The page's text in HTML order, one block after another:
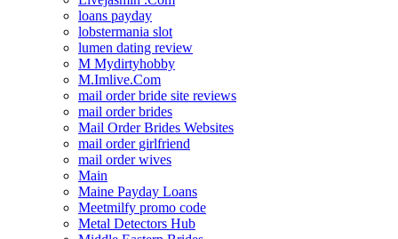
loans payday
lobstermania slot
lumen dating review
M Mydirtyhobby
M.Imlive.Com
mail order bride site reviews
mail order brides
Mail Order Brides Websites
mail order girlfriend
mail order wives
Main
Maine Payday Loans
Meetmilfy promo code
Metal Detectors Hub